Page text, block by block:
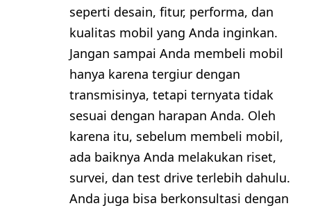
seperti desain, fitur, performa, dan
kualitas mobil yang Anda inginkan.
Jangan sampai Anda membeli mobil
hanya karena tergiur dengan
transmisinya, tetapi ternyata tidak
sesuai dengan harapan Anda. Oleh
karena itu, sebelum membeli mobil,
ada baiknya Anda melakukan riset,
survei, dan test drive terlebih dahulu.
Anda juga bisa berkonsultasi dengan